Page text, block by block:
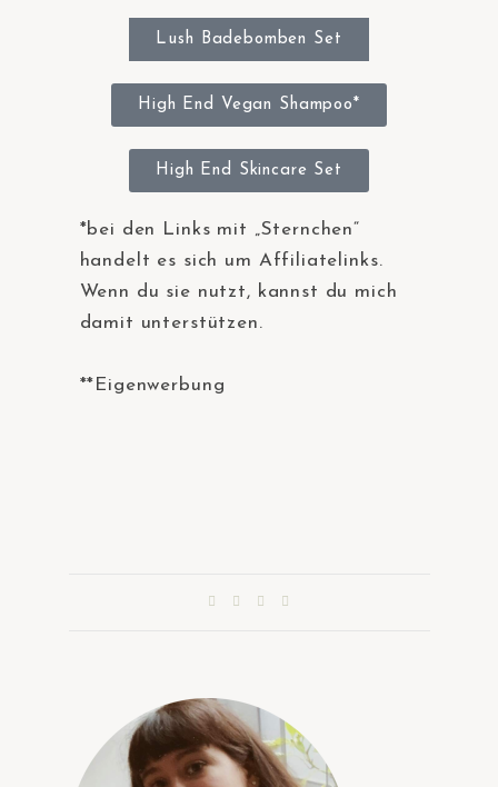
Lush Badebomben Set
High End Vegan Shampoo*
High End Skincare Set
*bei den Links mit „Sternchen“
handelt es sich um Affiliatelinks.
Wenn du sie nutzt, kannst du mich
damit unterstützen.
**Eigenwerbung